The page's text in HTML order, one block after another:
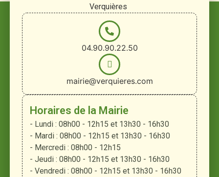
Verquières
04.90.90.22.50
mairie@verquieres.com
Horaires de la Mairie
- Lundi : 08h00 - 12h15 et 13h30 - 16h30
- Mardi : 08h00 - 12h15 et 13h30 - 16h30
- Mercredi : 08h00 - 12h15
- Jeudi : 08h00 - 12h15 et 13h30 - 16h30
- Vendredi : 08h00 - 12h15 et 13h30 - 16h30